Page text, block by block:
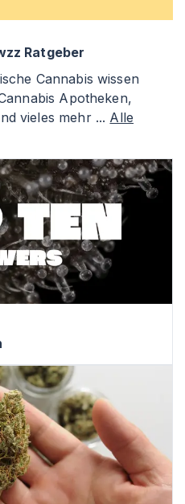
Ratgeber
Cannabis wissen
Apotheken,
vieles mehr ... Alle